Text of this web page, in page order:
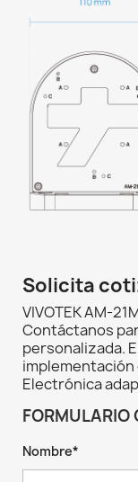
Solicita
VIVOTEK AM-
Contáctanos
personalizada.
implementación
Electrónica
FORMULARIO
Nombre*